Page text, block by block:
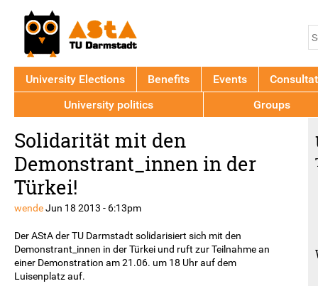
to
top
Solidarität mit den
Demonstrant_innen in der
Türkei!
wendeJun 18 2013 - 6:13pm
Der AStA der TU Darmstadt solidarisiert sich mit den
Demonstrant_innen in der Türkei und ruft zur Teilnahme an
einer Demonstration am 21.06. um 18 Uhr auf dem
Luisenplatz auf.
University Elections Benefits Events
University politics
Groups